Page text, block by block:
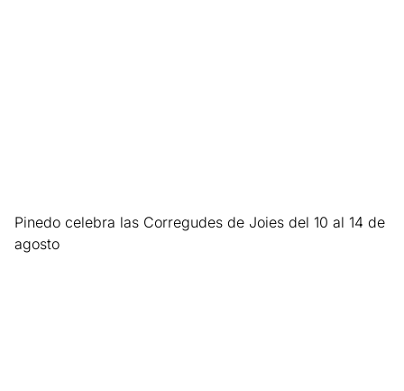
Pinedo celebra las Corregudes de Joies del 10 al 14 de
agosto